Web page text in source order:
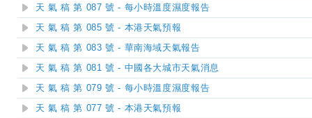
天 氣 稿 第 087 號 - 每小時溫度濕度報告
天 氣 稿 第 085 號 - 本港天氣預報
天 氣 稿 第 083 號 - 華南海域天氣報告
天 氣 稿 第 081 號 - 中國各大城市天氣消息
天 氣 稿 第 079 號 - 每小時溫度濕度報告
天 氣 稿 第 077 號 - 本港天氣預報